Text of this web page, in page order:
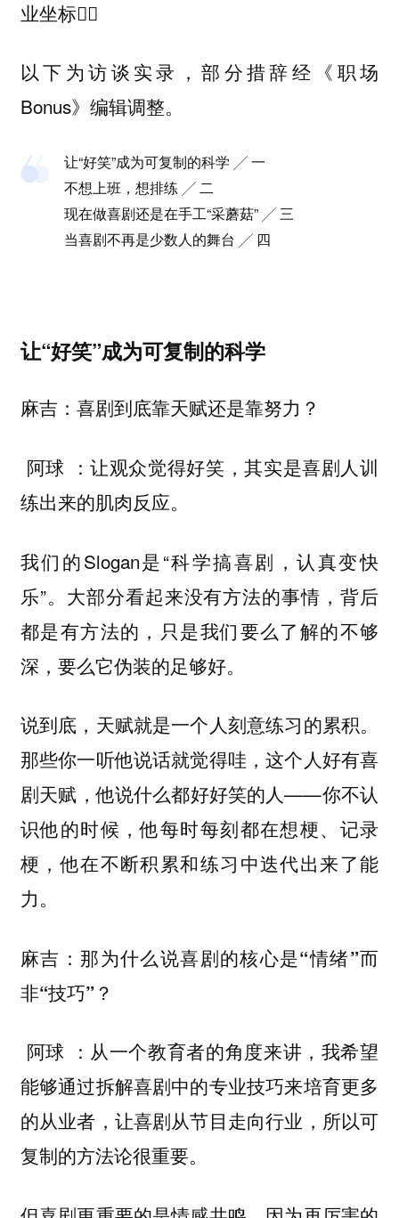
业坐标👇🏻
以下为访谈实录，部分措辞经《职场
Bonus》编辑调整。
让“好笑”成为可复制的科学 ╱ 一
不想上班，想排练 ╱ 二
现在做喜剧还是在手工“采蘑菇” ╱ 三
当喜剧不再是少数人的舞台 ╱ 四
让“好笑”成为可复制的科学
麻吉：喜剧到底靠天赋还是靠努力？
阿球 ：让观众觉得好笑，其实是喜剧人训
练出来的肌肉反应。
我们的Slogan是“科学搞喜剧，认真变快
乐”。大部分看起来没有方法的事情，背后
都是有方法的，只是我们要么了解的不够
深，要么它伪装的足够好。
说到底，天赋就是一个人刻意练习的累积。
那些你一听他说话就觉得哇，这个人好有喜
剧天赋，他说什么都好好笑的人——你不认
识他的时候，他每时每刻都在想梗、记录
梗，他在不断积累和练习中迭代出来了能
力。
麻吉：那为什么说喜剧的核心是“情绪”而
非“技巧”？
阿球 ： 从一个教育者的角度来讲，我希望
能够通过拆解喜剧中的专业技巧来培育更多
的从业者，让喜剧从节目走向行业，所以可
复制的方法论很重要。